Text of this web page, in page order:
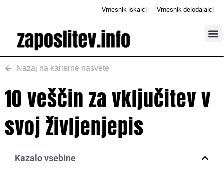
Vmesnik iskalci Vmesnik delodajalci
Nazaj na karierne nasvete
10 veščin za vključitev v
svoj življenjepis
Kazalo vsebine